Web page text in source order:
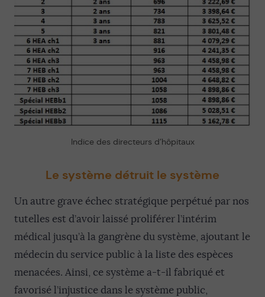
Indice des directeurs d’hôpitaux
Le système détruit le système
Un autre grave échec stratégique perpétué par nos
tutelles est d’avoir laissé proliférer l’intérim
médical jusqu’à la gangrène du système, ajoutant le
médecin du service public à la liste des espèces
menacées. Ainsi, ce système a-t-il fabriqué et
favorisé l’injustice dans le système public,